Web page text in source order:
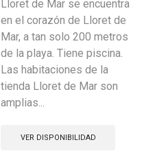
Lloret de Mar se encuentra
en el corazón de Lloret de
Mar, a tan solo 200 metros
de la playa. Tiene piscina.
Las habitaciones de la
tienda Lloret de Mar son
amplias...
VER DISPONIBILIDAD